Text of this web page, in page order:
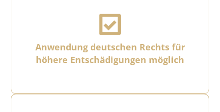
Anwendung deutschen Rechts für
höhere Entschädigungen möglich